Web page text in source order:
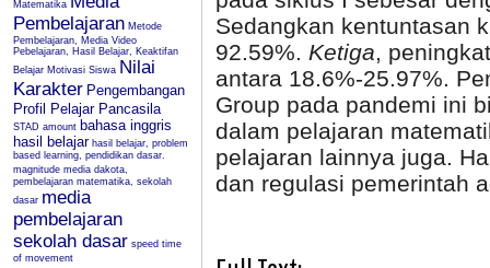
Matematika
Pembelajaran Metode
Pembelajaran, Media Video
Pebelajaran, Hasil Belajar, Keaktifan
Belajar Motivasi Siswa Nilai
Karakter Pengembangan
Profil Pelajar Pancasila
STAD amount bahasa inggris
hasil belajar hasil belajar, problem
based learning, pendidikan dasar.
magnitude media dakota,
pembelajaran matematika, sekolah
dasar media
pembelajaran
sekolah dasar speed time
of movement
Sedangkan kentuntasan
92.59%. Ketiga,
antara 18.6%-25.97%.
Group pada pandemi ini
dalam pelajaran
pelajaran lainnya juga.
dan regulasi pemerintah